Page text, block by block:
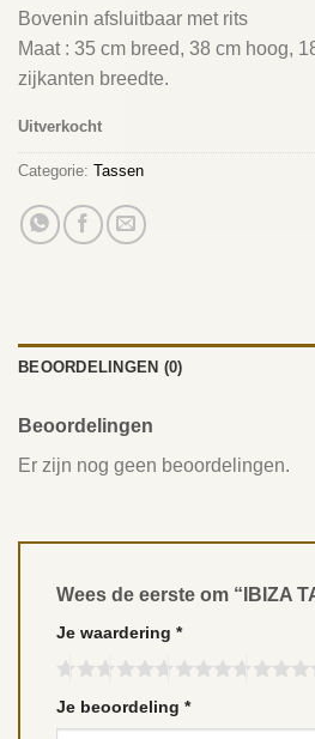
Bovenin afsluitbaar met rits
Maat : 35 cm breed, 38 cm hoog,
zijkanten breedte.
Uitverkocht
Categorie: Tassen
BEOORDELINGEN (0)
Beoordelingen
Er zijn nog geen beoordelingen.
Wees de eerste om “IBIZA
Je waardering *
Je beoordeling *